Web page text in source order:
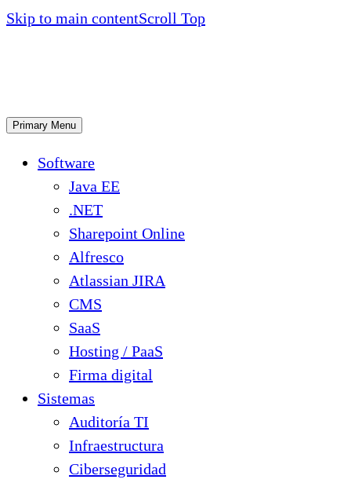
Skip to main contentScroll Top
Primary Menu
Software
Java EE
.NET
Sharepoint Online
Alfresco
Atlassian JIRA
CMS
SaaS
Hosting / PaaS
Firma digital
Sistemas
Auditoría TI
Infraestructura
Ciberseguridad